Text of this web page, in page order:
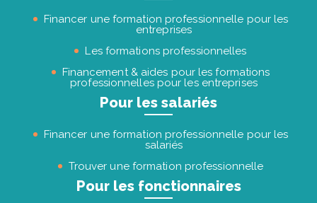
Financer une formation professionnelle pour les
entreprises
Les formations professionnelles
Financement & aides pour les formations
professionnelles pour les entreprises
Pour les salariés
Financer une formation professionnelle pour les
salariés
Trouver une formation professionnelle
Pour les fonctionnaires